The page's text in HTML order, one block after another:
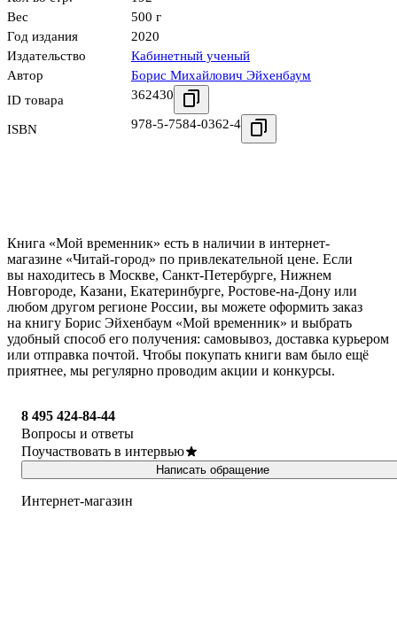
Вес
500 г
Год издания
2020
Издательство
Кабинетный ученый
Автор
Борис Михайлович Эйхенбаум
ID товара
362430
ISBN 978-5-7584-0362-4
Книга «Мой временник» есть в наличии в интернет-
магазине «Читай-город» по привлекательной цене. Если
вы находитесь в Москве, Санкт-Петербурге, Нижнем
Новгороде, Казани, Екатеринбурге, Ростове-на-Дону или
любом другом регионе России, вы можете оформить заказ
на книгу Борис Эйхенбаум «Мой временник» и выбрать
удобный способ его получения: самовывоз, доставка курьером
или отправка почтой. Чтобы покупать книги вам было ещё
приятнее, мы регулярно проводим акции и конкурсы.
8 495 424-84-44
Вопросы и ответы
Поучаствовать в интервью
Написать обращение
Интернет-магазин